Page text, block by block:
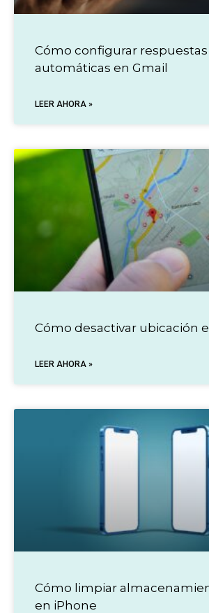
Cómo configurar respuestas
automáticas en Gmail
LEER AHORA »
Cómo desactivar ubicación
LEER AHORA »
Cómo limpiar
en iPhone